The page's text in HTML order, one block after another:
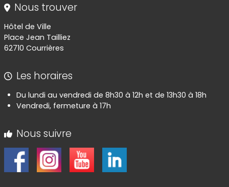
Nous trouver
Hôtel de Ville
Place Jean Tailliez
62710 Courrières
Les horaires
Du lundi au vendredi de 8h30 à 12h et de 13h30 à 18h
Vendredi, fermeture à 17h
Nous suivre